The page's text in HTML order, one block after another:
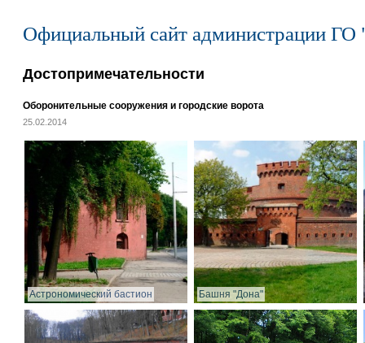
Официальный сайт администрации ГО
Достопримечательности
Оборонительные сооружения и городские ворота
25.02.2014
Астрономический бастион Башня "Дона"